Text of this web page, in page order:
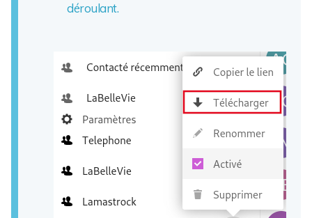
déroulant.